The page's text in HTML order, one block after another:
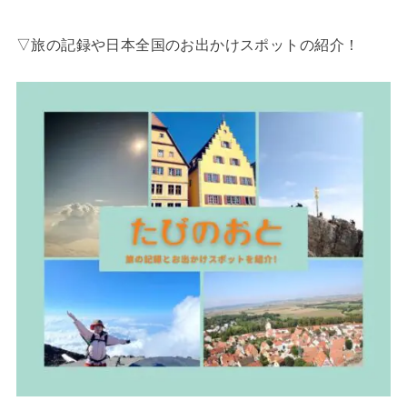
▽旅の記録や日本全国のお出かけスポットの紹介！